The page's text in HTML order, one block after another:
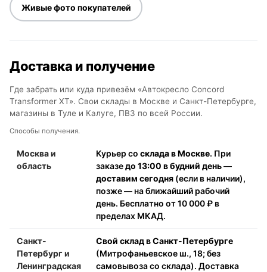
Живые фото покупателей
Доставка и получение
Где забрать или куда привезём «Автокресло Concord
Transformer XT». Свои склады в Москве и Санкт-Петербурге,
магазины в Туле и Калуге, ПВЗ по всей России.
Способы получения.
Москва и
область
Курьер со склада в Москве. При
заказедо 13:00 в будний день —
доставим сегодня (если в наличии),
позже — на ближайший рабочий
день. Бесплатно от 10 000 ₽ в
пределах МКАД.
Санкт-
Петербург и
Ленинградская
Свой склад в Санкт-Петербурге
(Митрофаньевское ш., 18; без
самовывоза со склада). Доставка